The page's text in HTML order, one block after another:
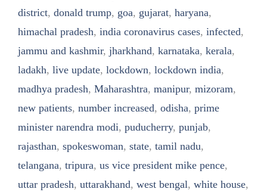
district, donald trump, goa, gujarat, haryana,
himachal pradesh, india coronavirus cases, infected,
jammu and kashmir, jharkhand, karnataka, kerala,
ladakh, live update, lockdown, lockdown india,
madhya pradesh, Maharashtra, manipur, mizoram,
new patients, number increased, odisha, prime
minister narendra modi, puducherry, punjab,
rajasthan, spokeswoman, state, tamil nadu,
telangana, tripura, us vice president mike pence,
uttar pradesh, uttarakhand, west bengal, white house,